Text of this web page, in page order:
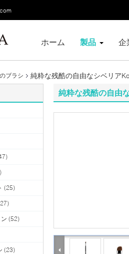
ホーム 製品 企
ブラシ 純粋な残酷の自由なシベリア
(25)
(52)
(23)
純粋な残酷の自由